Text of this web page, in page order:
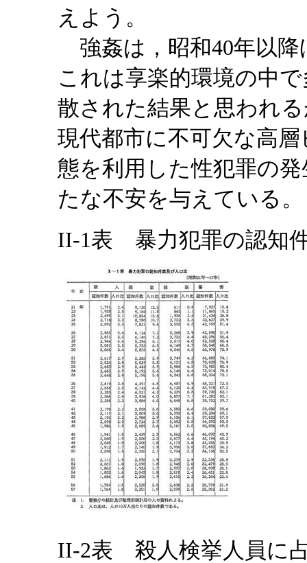
えよう。
強姦は，昭和40年以降
これは享楽的環境の中
散された結果と思われ
現代都市に不可欠な高
態を利用した性犯罪の
たな不安を与えている。
II-1表 暴力犯罪の認知
II-2表 殺人検挙人員に